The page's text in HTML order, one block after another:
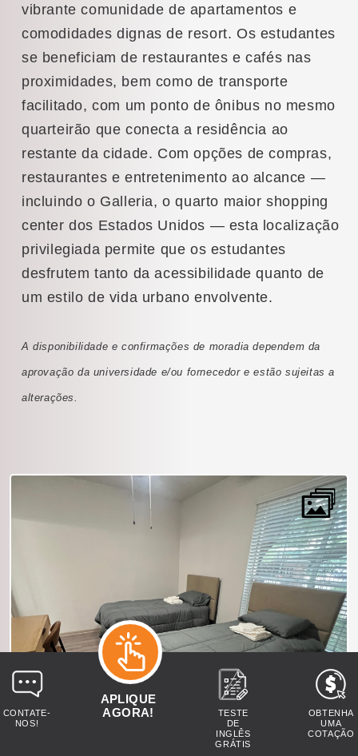
CONTATE-
NOS!
OBTENHA
UMA
COTAÇÃO
TESTE
DE
INGLÊS
GRÁTIS
APLIQUE
AGORA!
vibrante comunidade de apartamentos e
comodidades dignas de resort. Os estudantes
se beneficiam de restaurantes e cafés nas
proximidades, bem como de transporte
facilitado, com um ponto de ônibus no mesmo
quarteirão que conecta a residência ao
restante da cidade. Com opções de compras,
restaurantes e entretenimento ao alcance —
incluindo o Galleria, o quarto maior shopping
center dos Estados Unidos — esta localização
privilegiada permite que os estudantes
desfrutem tanto da acessibilidade quanto de
um estilo de vida urbano envolvente.
A disponibilidade e confirmações de moradia dependem da
aprovação da universidade e/ou fornecedor e estão sujeitas a
alterações.